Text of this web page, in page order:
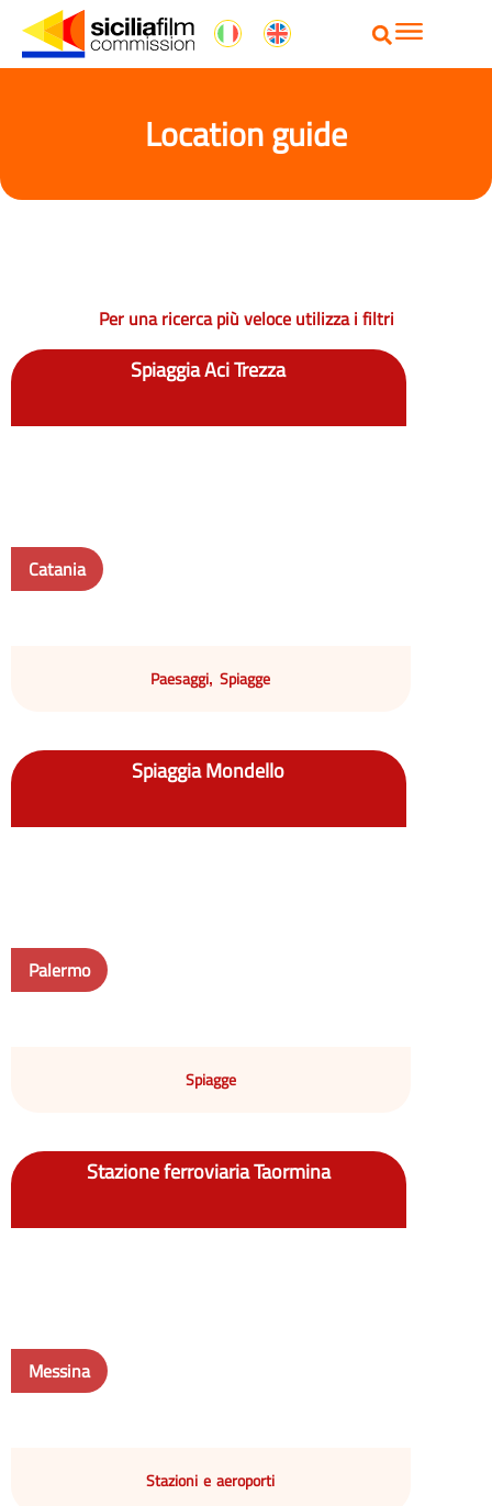
Location guide
Per una ricerca più veloce utilizza i filtri
Spiaggia Aci Trezza
Catania
Paesaggi,Spiagge
Spiaggia Mondello
Palermo
Spiagge
Stazione ferroviaria Taormina
Messina
Stazioni e aeroporti